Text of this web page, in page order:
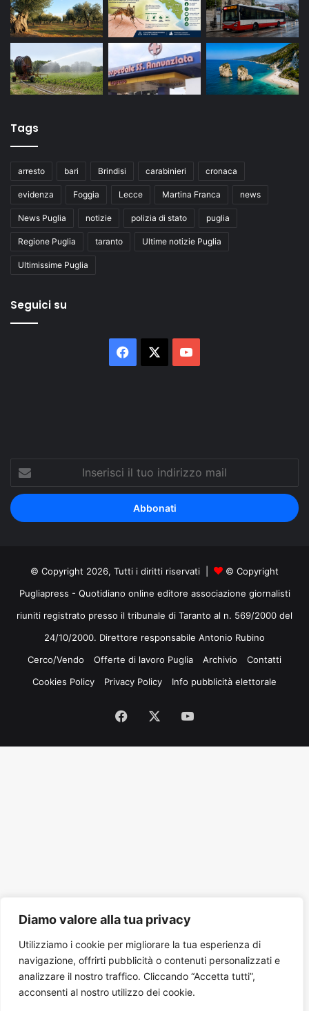
Diamo valore alla tua privacy
Utilizziamo i cookie per migliorare la tua esperienza di
navigazione, offrirti pubblicità o contenuti personalizzati e
analizzare il nostro traffico. Cliccando “Accetta tutti”,
acconsenti al nostro utilizzo dei cookie.
Tags
arresto bari Brindisi carabinieri cronaca
evidenza Foggia Lecce Martina Franca news
News Puglia notizie polizia di stato puglia
Regione Puglia taranto Ultime notizie Puglia
Ultimissime Puglia
Seguici su
Facebook
Inserisci
tuo
indirizzo
mail
© Copyright 2026, Tutti i diritti riservati |
© Copyright
Pugliapress - Quotidiano online editore associazione giornalisti
riuniti registrato presso il tribunale di Taranto al n. 569/2000 del
24/10/2000. Direttore responsabile Antonio Rubino
Cerco/Vendo
Offerte di lavoro Puglia Archivio
Contatti
Cookies Policy
Privacy Policy Info pubblicità elettorale
Facebook
Tube